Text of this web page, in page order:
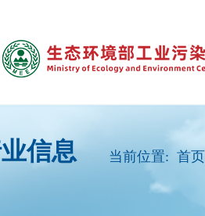
信息 当前位置: 首页